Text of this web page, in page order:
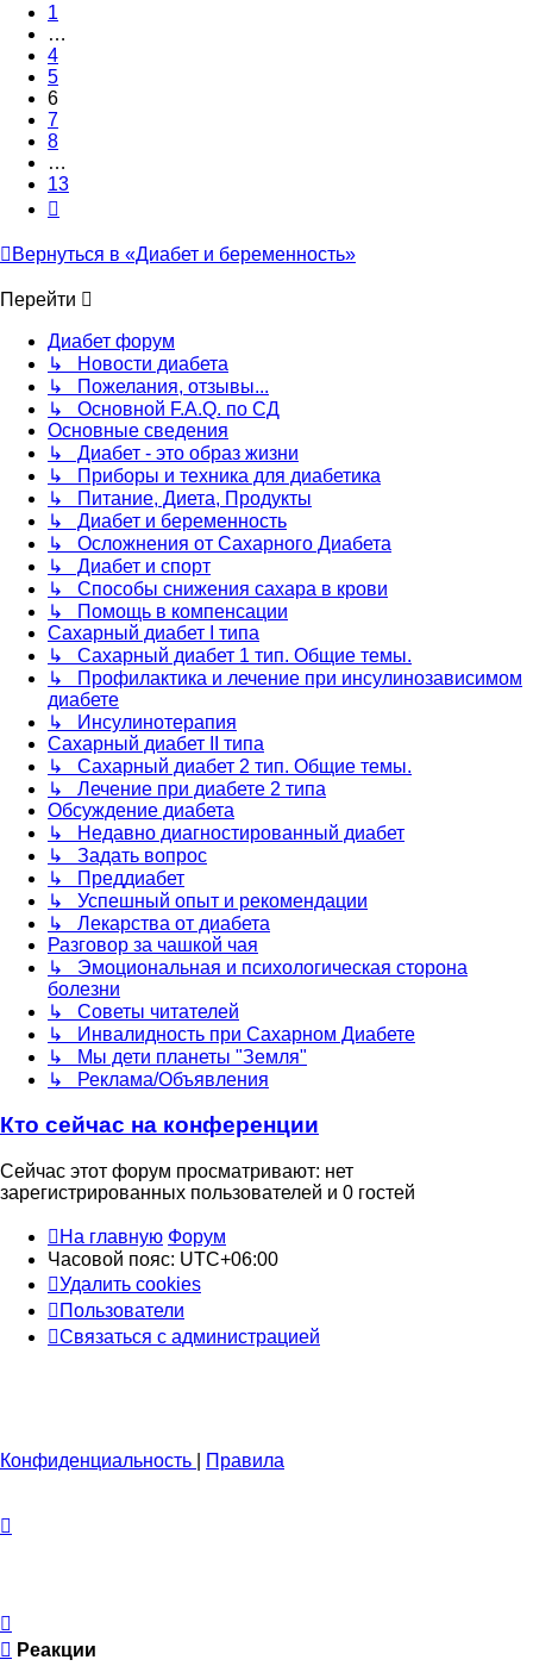
1
…
4
5
6
7
8
…
13
Вернуться в «Диабет и беременность»
Перейти
Диабет форум
↳ Новости диабета
↳ Пожелания, отзывы...
↳ Основной F.A.Q. по СД
Основные сведения
↳ Диабет - это образ жизни
↳ Приборы и техника для диабетика
↳ Питание, Диета, Продукты
↳ Диабет и беременность
↳ Осложнения от Сахарного Диабета
↳ Диабет и спорт
↳ Способы снижения сахара в крови
↳ Помощь в компенсации
Сахарный диабет I типа
↳ Сахарный диабет 1 тип. Общие темы.
↳ Профилактика и лечение при инсулинозависимом
диабете
↳ Инсулинотерапия
Сахарный диабет II типа
↳ Сахарный диабет 2 тип. Общие темы.
↳ Лечение при диабете 2 типа
Обсуждение диабета
↳ Недавно диагностированный диабет
↳ Задать вопрос
↳ Преддиабет
↳ Успешный опыт и рекомендации
↳ Лекарства от диабета
Разговор за чашкой чая
↳ Эмоциональная и психологическая сторона
болезни
↳ Советы читателей
↳ Инвалидность при Сахарном Диабете
↳ Мы дети планеты "Земля"
↳ Реклама/Объявления
Кто сейчас на конференции
Сейчас этот форум просматривают: нет
зарегистрированных пользователей и 0 гостей
На главную Форум
Часовой пояс: UTC+06:00
Удалить cookies
Пользователи
Связаться с администрацией
Конфиденциальность Правила
Реакции